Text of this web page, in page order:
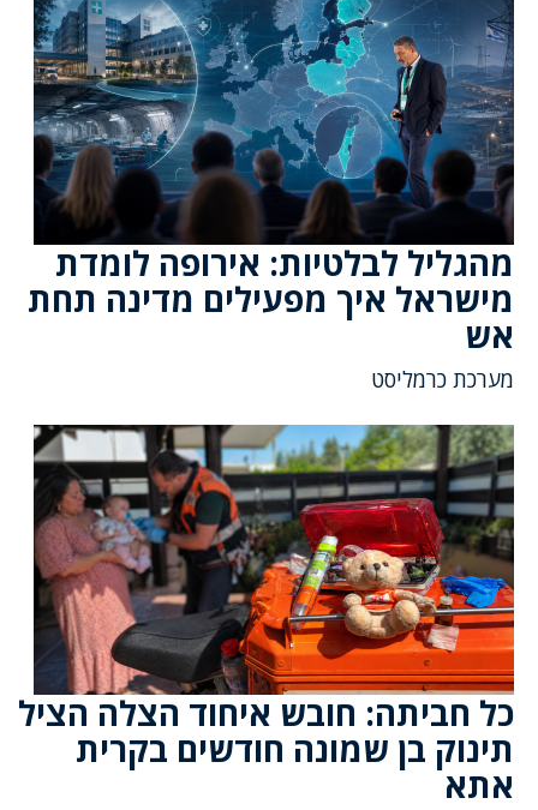
מהגליל לבלטיות: אירופה לומדת
מישראל איך מפעילים מדינה תחת
אש
מערכת כרמליסט
כל חביתה: חובש איחוד הצלה הציל
תינוק בן שמונה חודשים בקרית
אתא